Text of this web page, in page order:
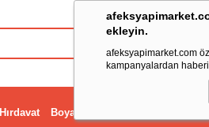
ekleyin.
afeksyapimarket.com
kampanyalardan
Hırdavat Boya